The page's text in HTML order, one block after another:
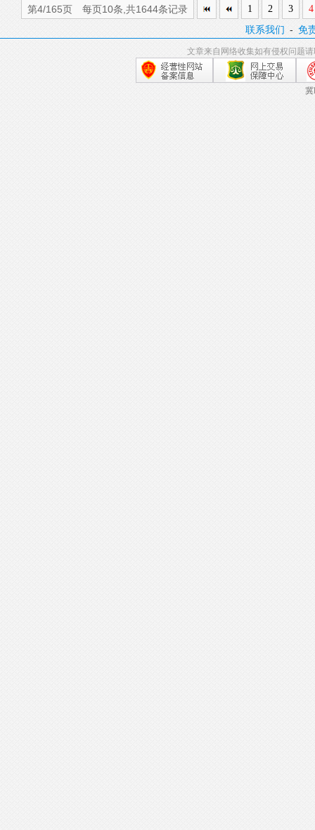
第4/165页 每页10条,共1644条记录 1 2 3 4
联系我们 -免
文章来自网络收集如有侵权问题